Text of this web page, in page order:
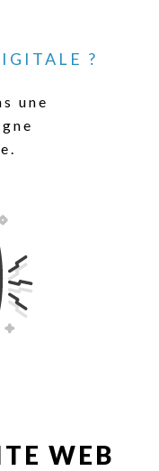
?
une
WEB